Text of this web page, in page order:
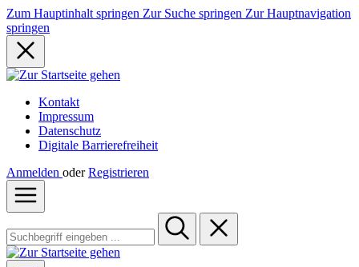
Zum Hauptinhalt springen Zur Suche springen Zur Hauptnavigation
springen
Kontakt
Impressum
Datenschutz
Digitale Barrierefreiheit
Anmelden oder Registrieren